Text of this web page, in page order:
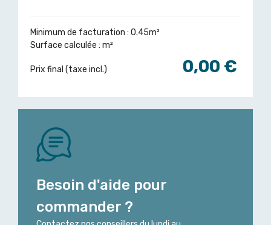
Minimum de facturation : 0.45m²
Surface calculée : m²
Prix final (taxe incl.) 0,00 €
Besoin d'aide pour
commander ?